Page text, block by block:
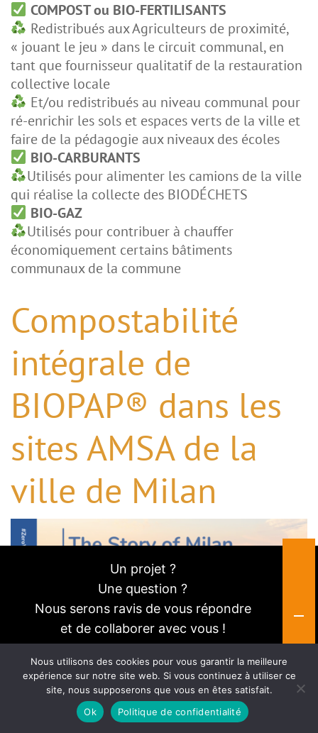
COMPOST ou BIO-FERTILISANTS
Redistribués aux Agriculteurs de proximité,
« jouant le jeu » dans le circuit communal, en
tant que fournisseur qualitatif de la restauration
collective locale
Et/ou redistribués au niveau communal pour
ré-enrichir les sols et espaces verts de la ville et
faire de la pédagogie aux niveaux des écoles
BIO-CARBURANTS
Utilisés pour alimenter les camions de la ville
qui réalise la collecte des BIODÉCHETS
BIO-GAZ
Utilisés pour contribuer à chauffer
économiquement certains bâtiments
communaux de la commune
Compostabilité
intégrale de
BIOPAP® dans les
sites AMSA de la
ville de Milan
Exemple d’excellence dans le
Un projet ?
Une question ?
Nous serons ravis de vous répondre
et de collaborer avec vous !
Consultez-nous
Nous utilisons des cookies pour vous garantir la meilleure
expérience sur notre site web. Si vous continuez à utiliser ce
site, nous supposerons que vous en êtes satisfait.
Ok
Politique de confidentialité